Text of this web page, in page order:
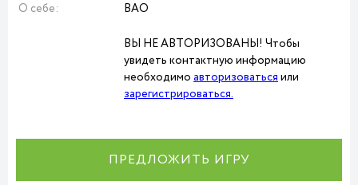
О себе: ВАО
ВЫ НЕ АВТОРИЗОВАНЫ! Чтобы
увидеть контактную информацию
необходимо авторизоватьсяили
зарегистрироваться.
ПРЕДЛОЖИТЬ ИГРУ